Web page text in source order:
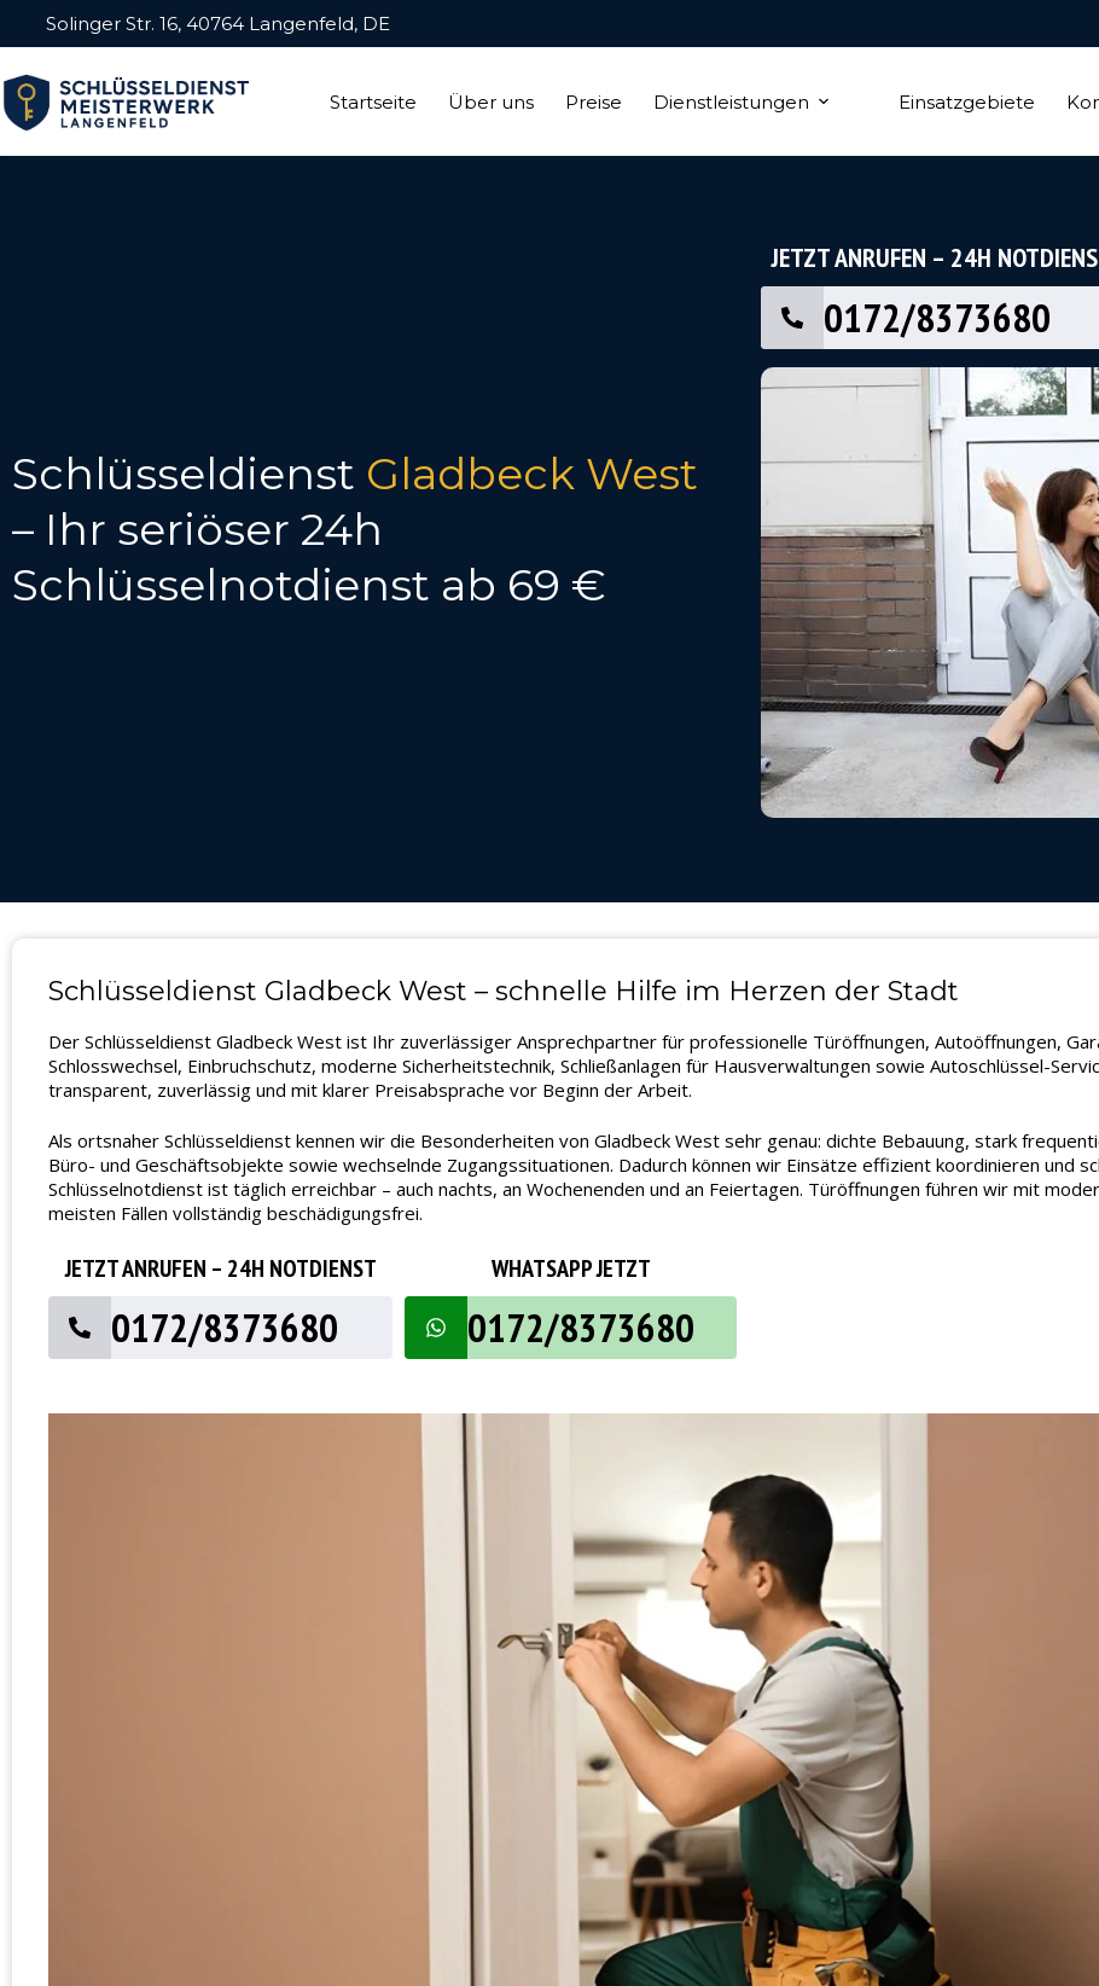
Solinger Str. 16, 40764 Langenfeld, DE
Startseite Über uns Preise Dienstleistungen Einsatzgebiete
Schlüsseldienst Gladbeck West
– Ihr seriöser 24h
Schlüsselnotdienst ab 69 €
JETZT ANRUFEN – 24H
0172/8373680
Schlüsseldienst Gladbeck West – schnelle Hilfe im Herzen der Stadt
Der Schlüsseldienst Gladbeck West ist Ihr zuverlässiger Ansprechpartner für professionelle Türöffnungen, Autoöffnungen,
Schlosswechsel, Einbruchschutz, moderne Sicherheitstechnik, Schließanlagen für Hausverwaltungen sowie Autoschlüssel-
transparent, zuverlässig und mit klarer Preisabsprache vor Beginn der Arbeit.
Als ortsnaher Schlüsseldienst kennen wir die Besonderheiten von Gladbeck West sehr genau: dichte Bebauung, stark
Büro- und Geschäftsobjekte sowie wechselnde Zugangssituationen. Dadurch können wir Einsätze effizient koordinieren und
Schlüsselnotdienst ist täglich erreichbar – auch nachts, an Wochenenden und an Feiertagen. Türöffnungen führen wir mit
meisten Fällen vollständig beschädigungsfrei.
JETZT ANRUFEN – 24H NOTDIENST
0172/8373680
WHATSAPP JETZT
0172/8373680